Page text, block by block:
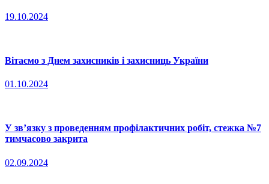
19.10.2024
Вітаємо з Днем захисників і захисниць України
01.10.2024
У зв’язку з проведенням профілактичних робіт, стежка №7
тимчасово закрита
02.09.2024